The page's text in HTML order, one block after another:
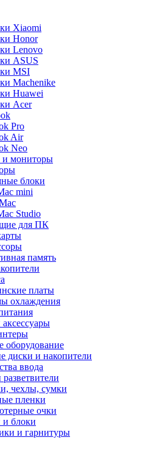
Xiaomi
Honor
Lenovo
ASUS
MSI
Machenike
Huawei
Acer
Pro
Air
Neo
мониторы
блоки
mini
Studio
для ПК
память
платы
охлаждения
оборудование
диски и накопители
ввода
чехлы, сумки
пленки
очки
и блоки
и гарнитуры